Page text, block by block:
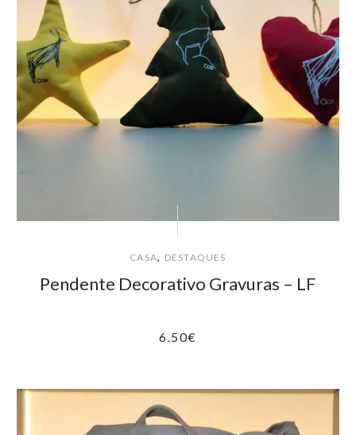
CASA, DESTAQUES
Pendente Decorativo Gravuras – LF
6.50€